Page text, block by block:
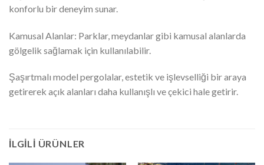
konforlu bir deneyim sunar.
Kamusal Alanlar: Parklar, meydanlar gibi kamusal alanlarda
gölgelik sağlamak için kullanılabilir.
Şaşırtmalı model pergolalar, estetik ve işlevselliği bir araya
getirerek açık alanları daha kullanışlı ve çekici hale getirir.
İLGILI ÜRÜNLER